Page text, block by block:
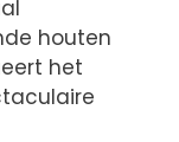
houten
het